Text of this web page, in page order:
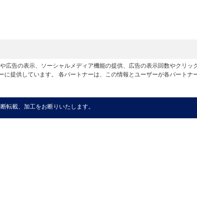
広告の表示、ソーシャルメディア機能の提供、広告の表示回数やクリ
提供しています。 各パートナーは、この情報とユーザーが各パート
載、加工をお断りいたします。